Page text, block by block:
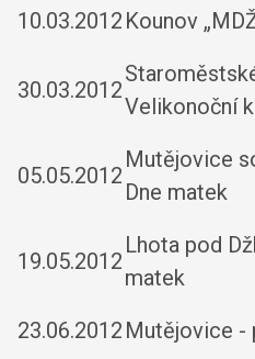
10.03.2012 Kounov
30.03.2012
Velikonoční
05.05.2012
Mutějovice
Dne matek
19.05.2012
Lhota pod
matek
23.06.2012 Mutějovice -